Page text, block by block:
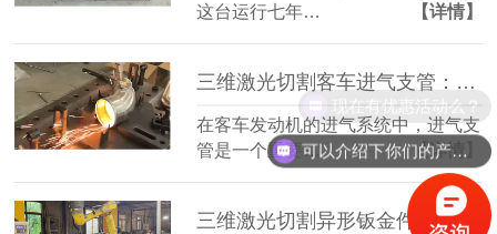
这台运行七年…
【详情】
三维激光切割客车进气支管：复杂管件精准成型
在客车发动机的进气系统中，进气支
管是一个重要…
【详情】
三维激光切割异形钣金件：复杂轮廓一机成型
可以介绍下你们的产品么？
现在有优惠活动么？